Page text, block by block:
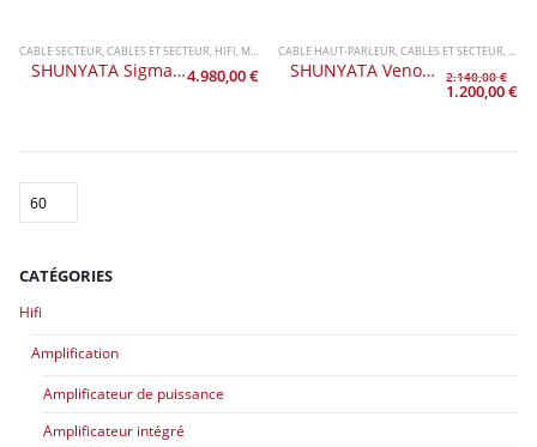
CABLE SECTEUR CABLES ET SECTEUR HIFI MARQUES ,SHUNYATA
SHUNYATA Sigma X (secteur)4.980,00€
CABLE HAUT-PARLEUR CABLES ET SECTEUR
SHUNYATA Venom X 3m 2.140,00€
Le
2.140,00 €.
1.200,00€
est :
CATÉGORIES
Hifi
Amplification
Amplificateur de puissance
Amplificateur intégré